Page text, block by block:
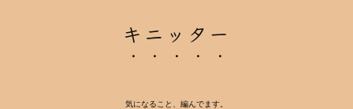
キニッター
気になること、編んでます。